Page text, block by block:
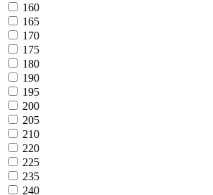
160
165
170
175
180
190
195
200
205
210
220
225
235
240